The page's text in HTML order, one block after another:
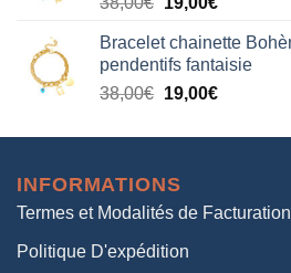
38,00€.19,00€.
initial
était :
38,00€.
actuel
est :
19,00€.
Bracelet chainette
pendentifs fantaisie
38,00€ Le
initial
38,00€.
19,00€Le
actuel
INFORMATIONS
Termes et Modalités de Facturation
Politique D'expédition